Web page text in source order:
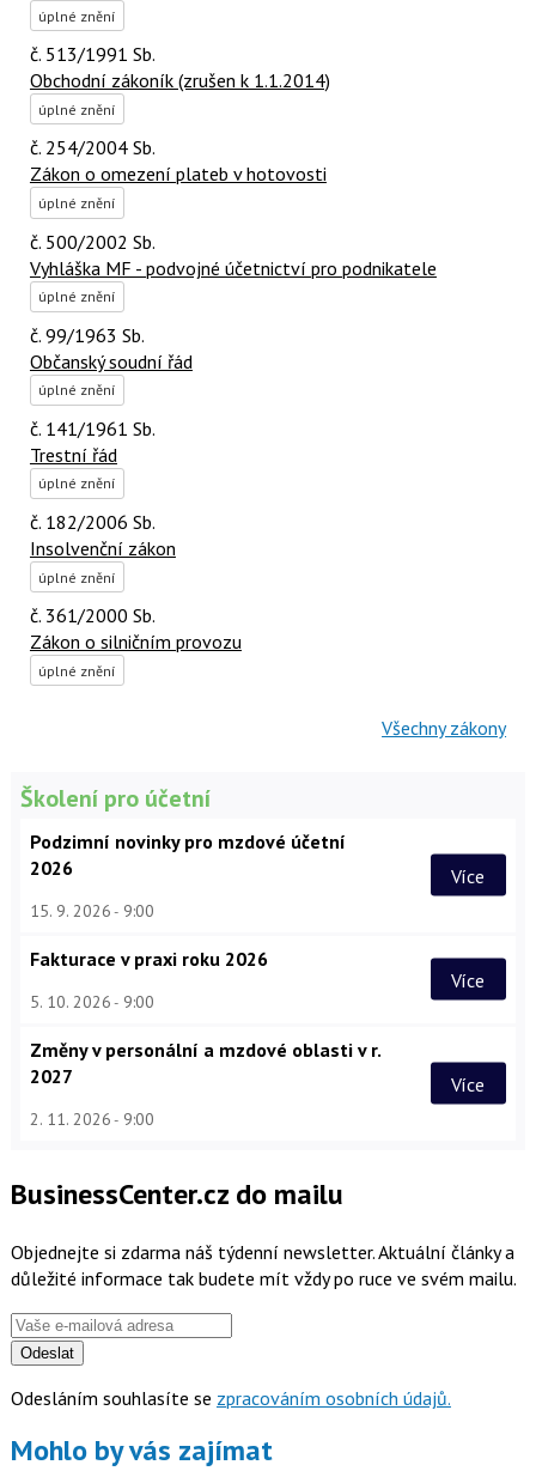
úplné znění
č. 513/1991 Sb.
Obchodní zákoník (zrušen k 1.1.2014)
úplné znění
č. 254/2004 Sb.
Zákon o omezení plateb v hotovosti
úplné znění
č. 500/2002 Sb.
Vyhláška MF - podvojné účetnictví pro podnikatele
úplné znění
č. 99/1963 Sb.
Občanský soudní řád
úplné znění
č. 141/1961 Sb.
Trestní řád
úplné znění
č. 182/2006 Sb.
Insolvenční zákon
úplné znění
č. 361/2000 Sb.
Zákon o silničním provozu
úplné znění
Všechny zákony
Školení pro účetní
Podzimní novinky pro mzdové účetní
2026
15. 9. 2026 9:00
Více
Fakturace v praxi roku 2026
5. 10. 2026 9:00
Více
Změny v personální a mzdové oblasti v r.
2027
2. 11. 2026 9:00
Více
BusinessCenter.cz do mailu
Objednejte si zdarma náš týdenní newsletter. Aktuální články a
důležité informace tak budete mít vždy po ruce ve svém mailu.
Odeslat
Odesláním souhlasíte se zpracováním osobních údajů.
Mohlo by vás zajímat